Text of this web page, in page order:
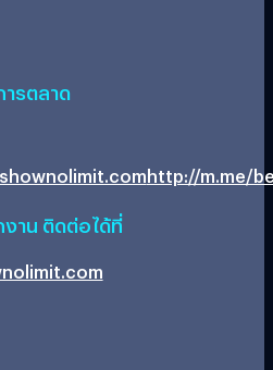
ารตลาด
http://m.me/
าน ติดต่อได้ที่